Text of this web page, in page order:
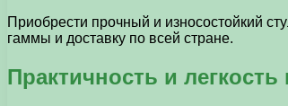
Приобрести прочный и износостойкий
гаммы и доставку по всей стране.
Практичность и